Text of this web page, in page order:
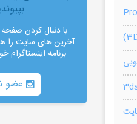
با دنبال کردن
آخرین های سایت را
برنامه اینستاگرام
عضو